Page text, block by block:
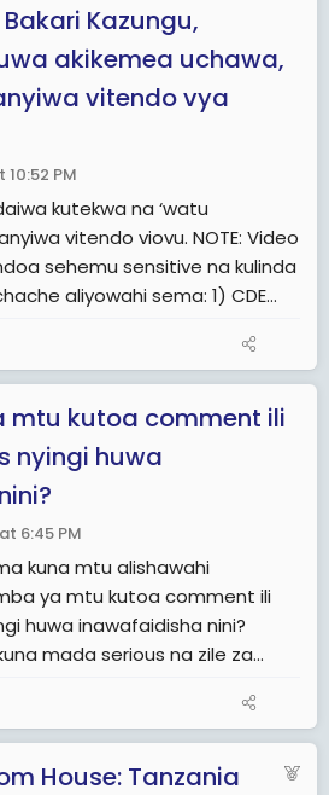
Kazungu,
akikemea uchawa,
vitendo vya
PM
kutekwa na ‘watu
vitendo viovu. NOTE: Video
sehemu sensitive na kulinda
aliyowahi sema: 1) CDE...
mtu kutoa comment ili
nyingi huwa
6:45 PM
kuna mtu alishawahi
ya mtu kutoa comment ili
huwa inawafaidisha nini?
mada serious na zile za...
F
House: Tanzania